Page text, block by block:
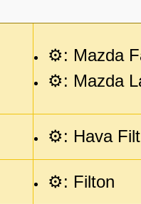
⚙️: Mazda
⚙️: Mazda
⚙️: Hava
⚙️: Filton